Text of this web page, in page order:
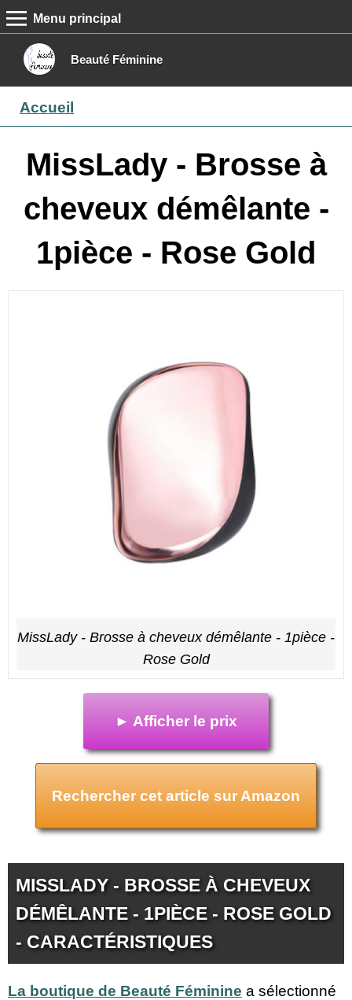
Beauté Féminine
MENU PRINCIPAL
Menu principal
Boutique
Contact
Accueil
MissLady - Brosse à
cheveux démêlante -
1pièce - Rose Gold
MissLady - Brosse à cheveux démêlante - 1pièce -
Rose Gold
► Afficher le prix
Rechercher cet article sur Amazon
MISSLADY - BROSSE À CHEVEUX
DÉMÊLANTE - 1PIÈCE - ROSE GOLD
- CARACTÉRISTIQUES
La boutique de Beauté Féminine a sélectionné